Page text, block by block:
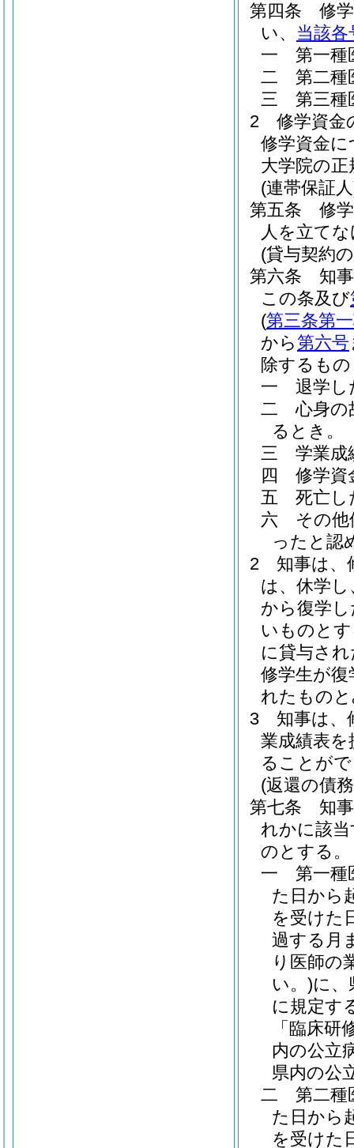
第四条
修
い、 当該各
一
第一
二
第二
三
第三
2
修学資金
修学資金
大学院の
(連帯保証
第五条
修
人を立て
(貸与契約
第六条
知
この条及び
(第三条第
から第六号
除するも
一
退学し
二
心身の
るとき。
三
学業成
四
修学資
五
死亡し
六
その
ったと認
2
知事は、
は、休学
から復学
いものと
に貸与さ
修学生が
れたもの
3
知事は、
業成績表
ることが
(返還の債
第七条
知
れかに該
のとする。
一
第一種
た日から
を受けた
過する月
り医師の
い。)に、
に規定す
「臨床研
内の公立
県内の公
二
第二種
た日から
を受けた